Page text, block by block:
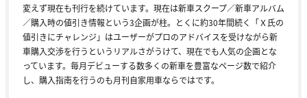
変えず現在も刊行を続けています。現在は新車スクープ／新車アルバム
／購入時の値引き情報という3企画が柱。とくに約30年間続く「Ｘ氏の
値引きにチャレンジ」はユーザーがプロのアドバイスを受けながら新
車購入交渉を行うというリアルさがうけて、現在でも人気の企画とな
っています。毎月デビューする数多くの新車を豊富なページ数で紹介
し、購入指南を行うのも月刊自家用車ならではです。